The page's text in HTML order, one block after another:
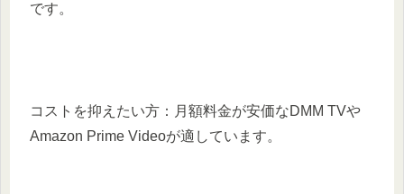
です。
コストを抑えたい方：月額料金が安価なDMM TVや
Amazon Prime Videoが適しています。